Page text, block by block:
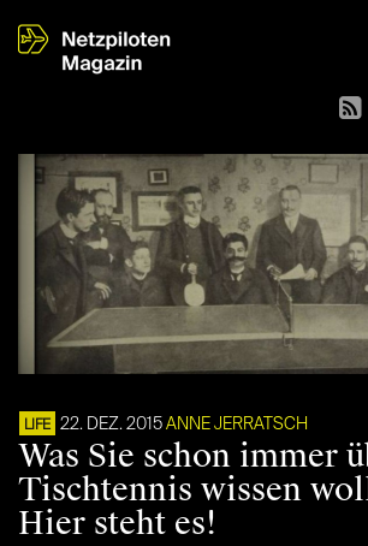
LIFE 22. DEZ. 2015 ANNE JERRATSCH
Was Sie schon immer
Tischtennis wissen
Hier steht es!